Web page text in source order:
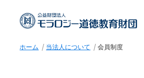
ホーム 当法人について 会員制度